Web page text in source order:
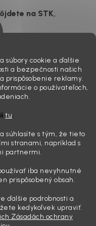
súbory cookie a ďalšie
a bezpečnosti našich
prispôsobenie reklamy.
o používateľoch,
tu.
súhlasíte s tým, že tieto
stranami, napríklad s
partnermi.
iba nevyhnutné
prispôsobený obsah.
ďalšie podrobnosti a
kedykoľvek upraviť.
Zásadách ochrany
na STK,
svetlomety. Ten
Keď slnko a soľ urobia
to...
auto naozaj čisté,
vy sedíte v čerstvo
dosku vás ide poraziť. V
sedačiek na vás stále
jednodu...
autokozmetiky,
kapota. Pre